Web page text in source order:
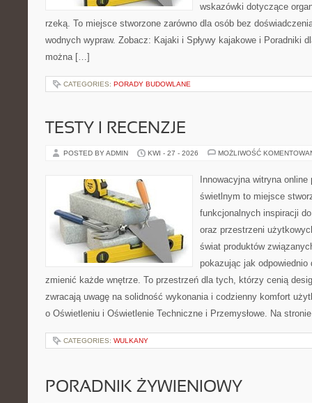
wskazówki dotyczące
rzeką. To miejsce stworzone zarówno dla osób bez
wodnych wypraw. Zobacz: Kajaki i Spływy kajakowe i Poradniki
można […]
CATEGORIES: PORADY BUDOWLANE
TESTY I RECENZJE
POSTED BY ADMIN KWI - 27 - 2026 MOŻLIWOŚĆ
Innowacyjna witryna
świetlnym to miejsce
funkcjonalnych inspiracji
oraz przestrzeni
świat produktów
pokazując jak odpowiednio
zmienić każde wnętrze. To przestrzeń dla tych, którzy cenią
zwracają uwagę na solidność wykonania i codzienny komfort
o Oświetleniu i Oświetlenie Techniczne i Przemysłowe. Na
CATEGORIES: WULKANY
PORADNIK ŻYWIENIOWY